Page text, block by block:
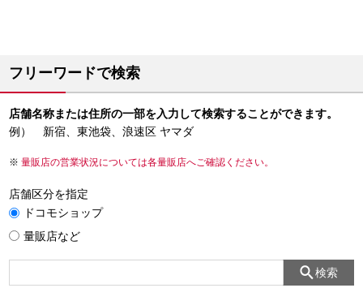
フリーワードで検索
店舗名称または住所の一部を入力して検索することができます。
例） 新宿、東池袋、浪速区 ヤマダ
量販店の営業状況については各量販店へご確認ください。
店舗区分を指定
ドコモショップ
量販店など
検索